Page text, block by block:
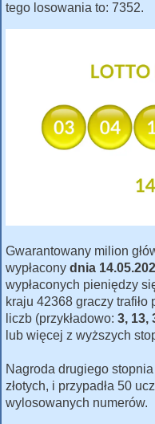
tego losowania to: 7352.
Gwarantowany milion
wypłacony dnia
wypłaconych pieniędzy
kraju 42368 graczy
liczb (przykładowo: 3, 13,
lub więcej z wyższych
Nagroda drugiego
złotych, i przypadła 50
wylosowanych numerów.